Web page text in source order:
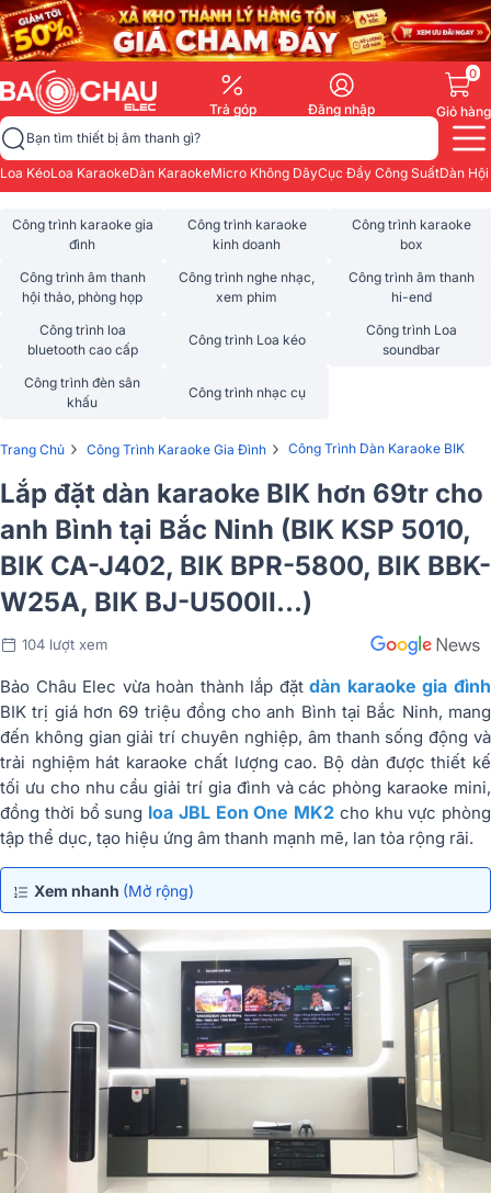
Trả góp Đăng nhập
0
Giỏ hàng
Bạn tìm thiết bị âm thanh gì?
Loa KéoLoa KaraokeDàn KaraokeMicro Không DâyCục Đẩy Công SuấtDàn
Công trình karaoke gia
đình
Công trình karaoke
kinh doanh
Công trình karaoke
box
Công trình âm thanh
hội thảo, phòng họp
Công trình nghe nhạc,
xem phim
Công trình âm thanh
hi-end
Công trình loa
bluetooth cao cấp
Công trình Loa kéo
Công trình Loa
soundbar
Công trình đèn sân
khấu
Công trình nhạc cụ
Trang Chủ › Công Trình Karaoke Gia Đình › Công Trình Dàn Karaoke BIK
Lắp đặt dàn karaoke BIK hơn 69tr cho
anh Bình tại Bắc Ninh (BIK KSP 5010,
BIK CA-J402, BIK BPR-5800, BIK BBK-
W25A, BIK BJ-U500II...)
104 lượt xem
Bảo Châu Elec vừa hoàn thành lắp đặtdàn karaoke gia đình
BIK trị giá hơn 69 triệu đồng cho anh Bình tại Bắc Ninh, mang
đến không gian giải trí chuyên nghiệp, âm thanh sống động và
trải nghiệm hát karaoke chất lượng cao. Bộ dàn được thiết kế
tối ưu cho nhu cầu giải trí gia đình và các phòng karaoke mini,
đồng thời bổ sung loa JBL Eon One MK2 cho khu vực phòng
tập thể dục, tạo hiệu ứng âm thanh mạnh mẽ, lan tỏa rộng rãi.
Xem nhanh (Mở rộng)